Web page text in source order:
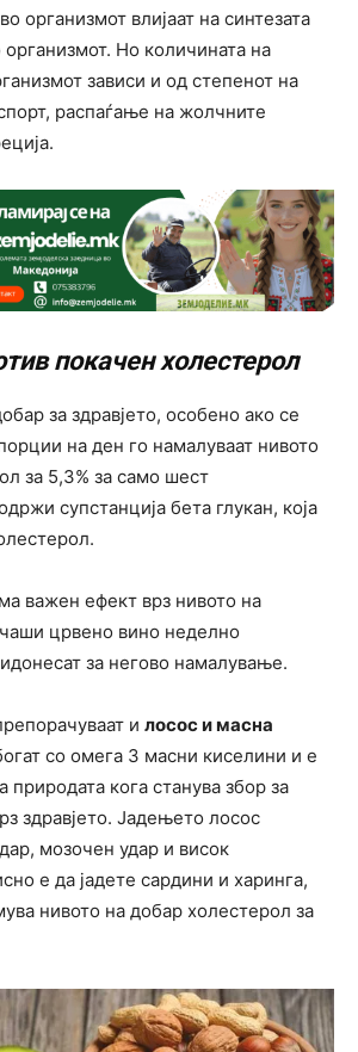
организмот влијаат на синтезата
Но количината на
зависи и од степенот на
распаѓање на жолчните
покачен холестерол
за здравјето, особено ако се
на ден го намалуваат нивото
за 5,3% за само шест
супстанција бета глукан, која
важен ефект врз нивото на
црвено вино неделно
за негово намалување.
и лосос и масна
со омега 3 масни киселини и е
природата кога станува збор за
здравјето. Јадењето лосос
мозочен удар и висок
е да јадете сардини и харинга,
нивото на добар холестерол за